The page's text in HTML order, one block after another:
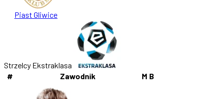
Piast Gliwice
Strzelcy Ekstraklasa
#
Zawodnik M B